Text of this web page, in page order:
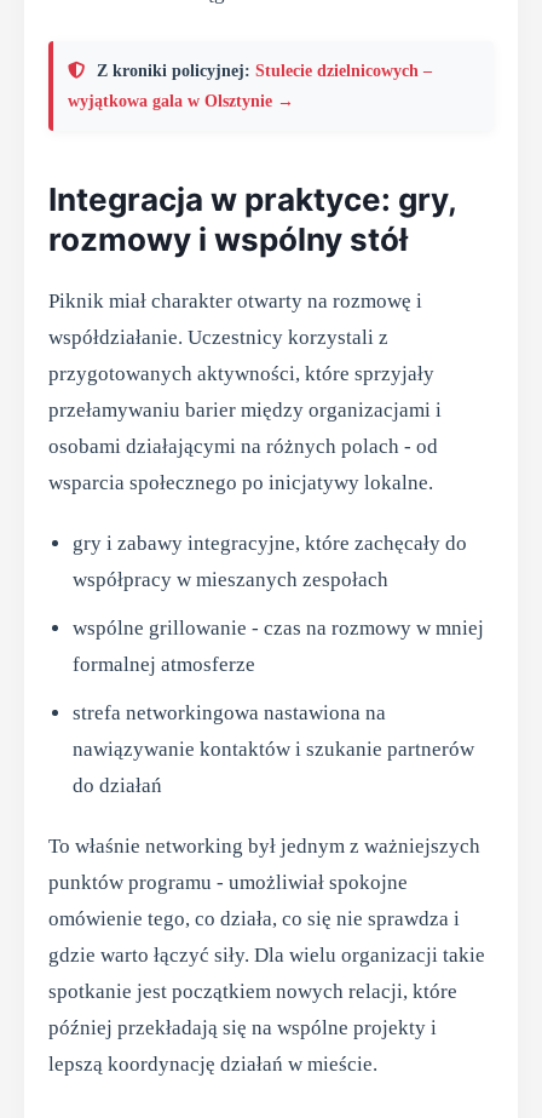
Z kroniki policyjnej: Stulecie dzielnicowych –
wyjątkowa gala w Olsztynie →
Integracja w praktyce: gry,
rozmowy i wspólny stół
Piknik miał charakter otwarty na rozmowę i
współdziałanie. Uczestnicy korzystali z
przygotowanych aktywności, które sprzyjały
przełamywaniu barier między organizacjami i
osobami działającymi na różnych polach - od
wsparcia społecznego po inicjatywy lokalne.
gry i zabawy integracyjne, które zachęcały do
współpracy w mieszanych zespołach
wspólne grillowanie - czas na rozmowy w mniej
formalnej atmosferze
strefa networkingowa nastawiona na
nawiązywanie kontaktów i szukanie partnerów
do działań
To właśnie networking był jednym z ważniejszych
punktów programu - umożliwiał spokojne
omówienie tego, co działa, co się nie sprawdza i
gdzie warto łączyć siły. Dla wielu organizacji takie
spotkanie jest początkiem nowych relacji, które
później przekładają się na wspólne projekty i
lepszą koordynację działań w mieście.